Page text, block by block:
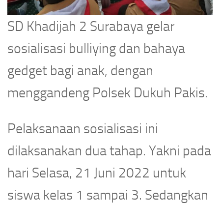
SD Khadijah 2 Surabaya gelar
sosialisasi bulliying dan bahaya
gedget bagi anak, dengan
menggandeng Polsek Dukuh Pakis.
Pelaksanaan sosialisasi ini
dilaksanakan dua tahap. Yakni pada
hari Selasa, 21 Juni 2022 untuk
siswa kelas 1 sampai 3. Sedangkan